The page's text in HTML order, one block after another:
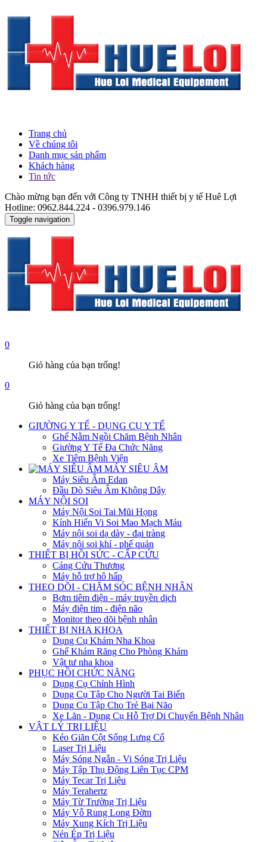
Trang chủ
Về chúng tôi
Danh mục sản phẩm
Khách hàng
Tin tức
Chào mừng bạn đến với Công ty TNHH thiết bị y tế Huê Lợi
Hotline: 0962.844.224 - 0396.979.146
Toggle navigation
0
Giỏ hàng của bạn trống!
0
Giỏ hàng của bạn trống!
GIƯỜNG Y TẾ - DỤNG CỤ Y TẾ
Ghế Nằm Ngồi Chăm Bệnh Nhân
Giường Y Tế Đa Chức Năng
Xe Tiêm Bệnh Viện
MÁY SIÊU ÂM
Máy Siêu Âm Edan
Đầu Dò Siêu Âm Không Dây
MÁY NỘI SOI
Máy Nội Soi Tai Mũi Họng
Kính Hiển Vi Soi Mao Mạch Máu
Máy nội soi dạ dày - đại tràng
Máy nội soi khí - phế quản
THIẾT BỊ HỒI SỨC - CẤP CỨU
Cáng Cứu Thương
Máy hỗ trợ hô hấp
THEO DÕI - CHĂM SÓC BỆNH NHÂN
Bơm tiêm điện - máy truyền dịch
Máy điện tim - điện não
Monitor theo dõi bệnh nhân
THIẾT BỊ NHA KHOA
Dụng Cụ Khám Nha Khoa
Ghế Khám Răng Cho Phòng Khám
Vật tư nha khoa
PHỤC HỒI CHỨC NĂNG
Dụng Cụ Chỉnh Hình
Dụng Cụ Tập Cho Người Tai Biến
Dụng Cụ Tập Cho Trẻ Bại Não
Xe Lăn - Dụng Cụ Hỗ Trợ Di Chuyển Bệnh Nhân
VẬT LÝ TRỊ LIỆU
Kéo Giãn Cột Sống Lưng Cổ
Laser Trị Liệu
Máy Sóng Ngắn - Vi Sóng Trị Liệu
Máy Tập Thụ Động Liên Tục CPM
Máy Tecar Trị Liệu
Máy Terahertz
Máy Từ Trường Trị Liệu
Máy Vỗ Rung Long Đờm
Máy Xung Kích Trị Liệu
Nén Ép Trị Liệu